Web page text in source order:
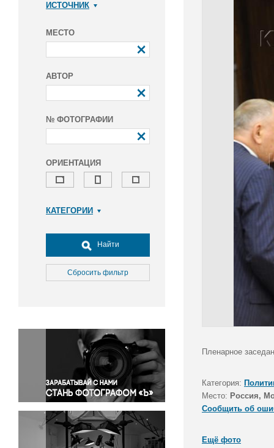
ИСТОЧНИК
МЕСТО
АВТОР
№ ФОТОГРАФИИ
ОРИЕНТАЦИЯ
КАТЕГОРИИ
Досуг, туризм и отдых
Культура
Медицина
Окружающая среда
Политика
Правосудие
Происшествия и конфликты
Религия
Светская жизнь
Спорт
Экология
Найти
Сбросить фильтр
Пленарное
Категория:
Место: Россия,
Сообщить об
Ещё фото